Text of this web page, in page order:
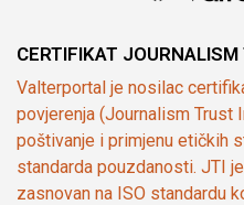
CERTIFIKAT
Valterportal je nosilac
povjerenja (Journalism
poštivanje i primjenu etičkih
standarda pouzdanosti. JTI
zasnovan na ISO standardu